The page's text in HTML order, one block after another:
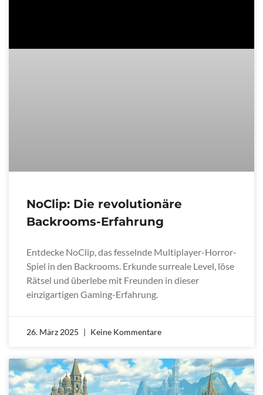
NoClip: Die revolutionäre
Backrooms-Erfahrung
Entdecke NoClip, das fesselnde Multiplayer-Horror-
Spiel in den Backrooms. Erkunde surreale Level, löse
Rätsel und überlebe mit Freunden in dieser
einzigartigen Gaming-Erfahrung.
26. März 2025 Keine Kommentare